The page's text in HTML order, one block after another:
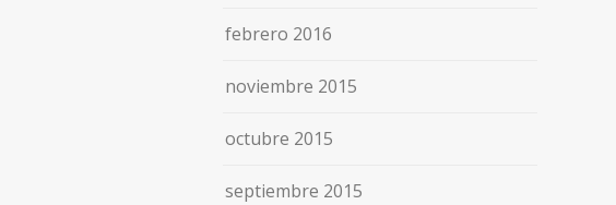
febrero 2016
noviembre 2015
octubre 2015
septiembre 2015